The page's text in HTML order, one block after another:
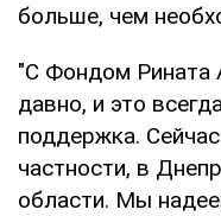
больше, чем
"С Фондом Рината
давно, и это
поддержка.
частности, в
области. Мы